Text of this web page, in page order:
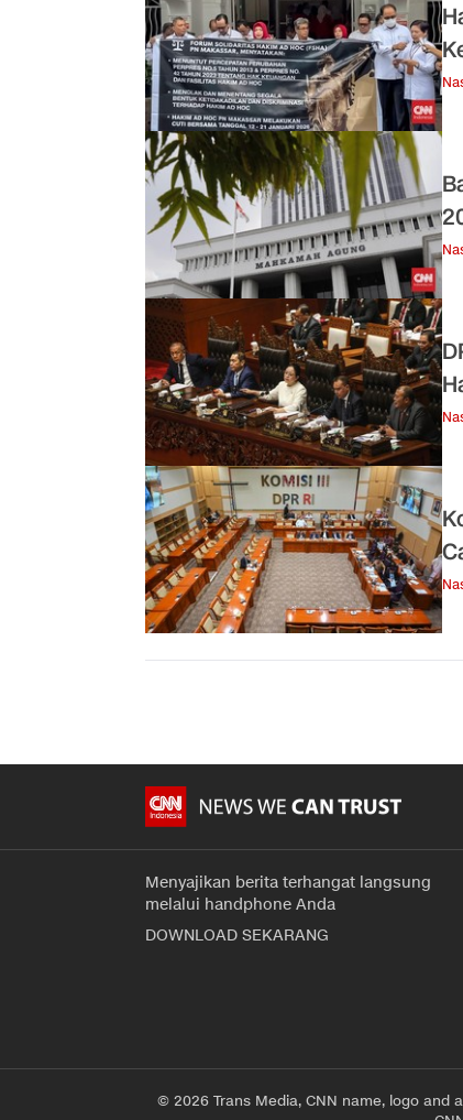
Menyajikan berita terhangat langsung
melalui handphone Anda
DOWNLOAD SEKARANG
© 2026 Trans Media, CNN name, logo and